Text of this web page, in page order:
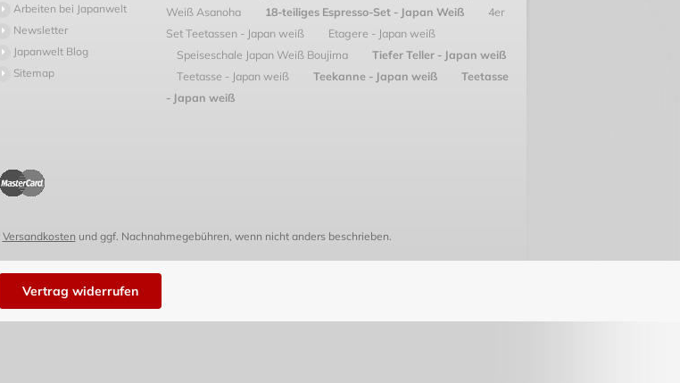
Arbeiten bei Japanwelt
Newsletter
Japanwelt Blog
Sitemap
Weiß Asanoha
18-teiliges Espresso-Set - Japan Weiß
4er
Set Teetassen - Japan weiß
Etagere - Japan weiß
Speiseschale Japan Weiß Boujima
Tiefer Teller - Japan weiß
Teetasse - Japan weiß
Teekanne - Japan weiß
Teetasse
- Japan weiß
Versandkosten und ggf. Nachnahmegebühren, wenn nicht anders beschrieben.
Vertrag widerrufen